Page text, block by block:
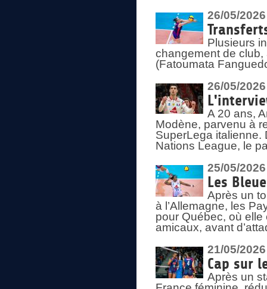
26/05/2026
Plusieurs
changement de
(Fatoumata
26/05/2026
A 20 ans,
Modène, parvenu à
SuperLega italienne.
Nations League, le
25/05/2026
Les
Après un
à l’Allemagne, les
pour Québec, où
amicaux, avant
21/05/2026
Cap sur
Après un